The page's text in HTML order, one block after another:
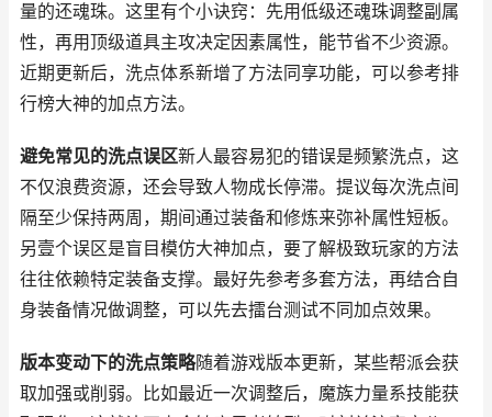
量的还魂珠。这里有个小诀窍：先用低级还魂珠调整副属
性，再用顶级道具主攻决定因素属性，能节省不少资源。
近期更新后，洗点体系新增了方法同享功能，可以参考排
行榜大神的加点方法。
避免常见的洗点误区新人最容易犯的错误是频繁洗点，这
不仅浪费资源，还会导致人物成长停滞。提议每次洗点间
隔至少保持两周，期间通过装备和修炼来弥补属性短板。
另壹个误区是盲目模仿大神加点，要了解极致玩家的方法
往往依赖特定装备支撑。最好先参考多套方法，再结合自
身装备情况做调整，可以先去擂台测试不同加点效果。
版本变动下的洗点策略随着游戏版本更新，某些帮派会获
取加强或削弱。比如最近一次调整后，魔族力量系技能获